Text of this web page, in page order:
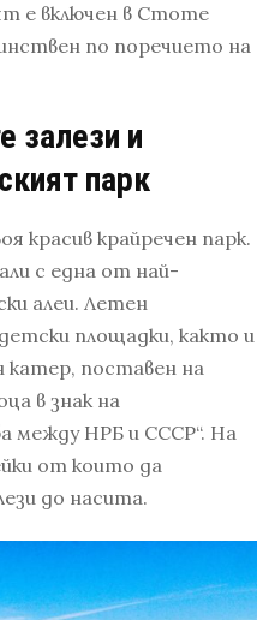
е включен в Стоте
по поречието на
залези и
парк
красив крайречен парк.
с една от най-
алеи. Летен
площадки, както и
катер, поставен на
в знак на
между НРБ и СССР“. На
от които да
до насита.